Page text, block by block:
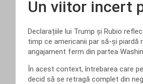
Un viitor incert
Declarațiile lui Trump și Rubio
timp ce americanii par să-și piardă
angajament ferm din partea
În acest context, întrebarea care
decid să se retragă complet din